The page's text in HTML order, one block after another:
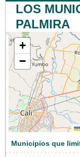
LOS
PALMIRA
+
−
Municipios que